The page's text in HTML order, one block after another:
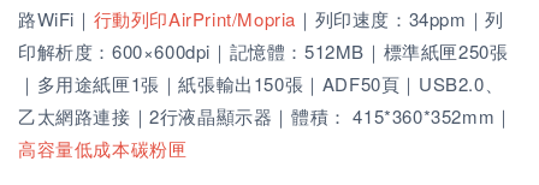
路WiFi｜ 行動列印AirPrint/Mopria ｜列印速度：34ppm｜列
印解析度：600×600dpi｜記憶體：512MB｜標準紙匣250張
｜多用途紙匣1張｜紙張輸出150張｜ADF50頁｜USB2.0、
乙太網路連接｜2行液晶顯示器｜體積：415*360*352mm｜
高容量低成本碳粉匣